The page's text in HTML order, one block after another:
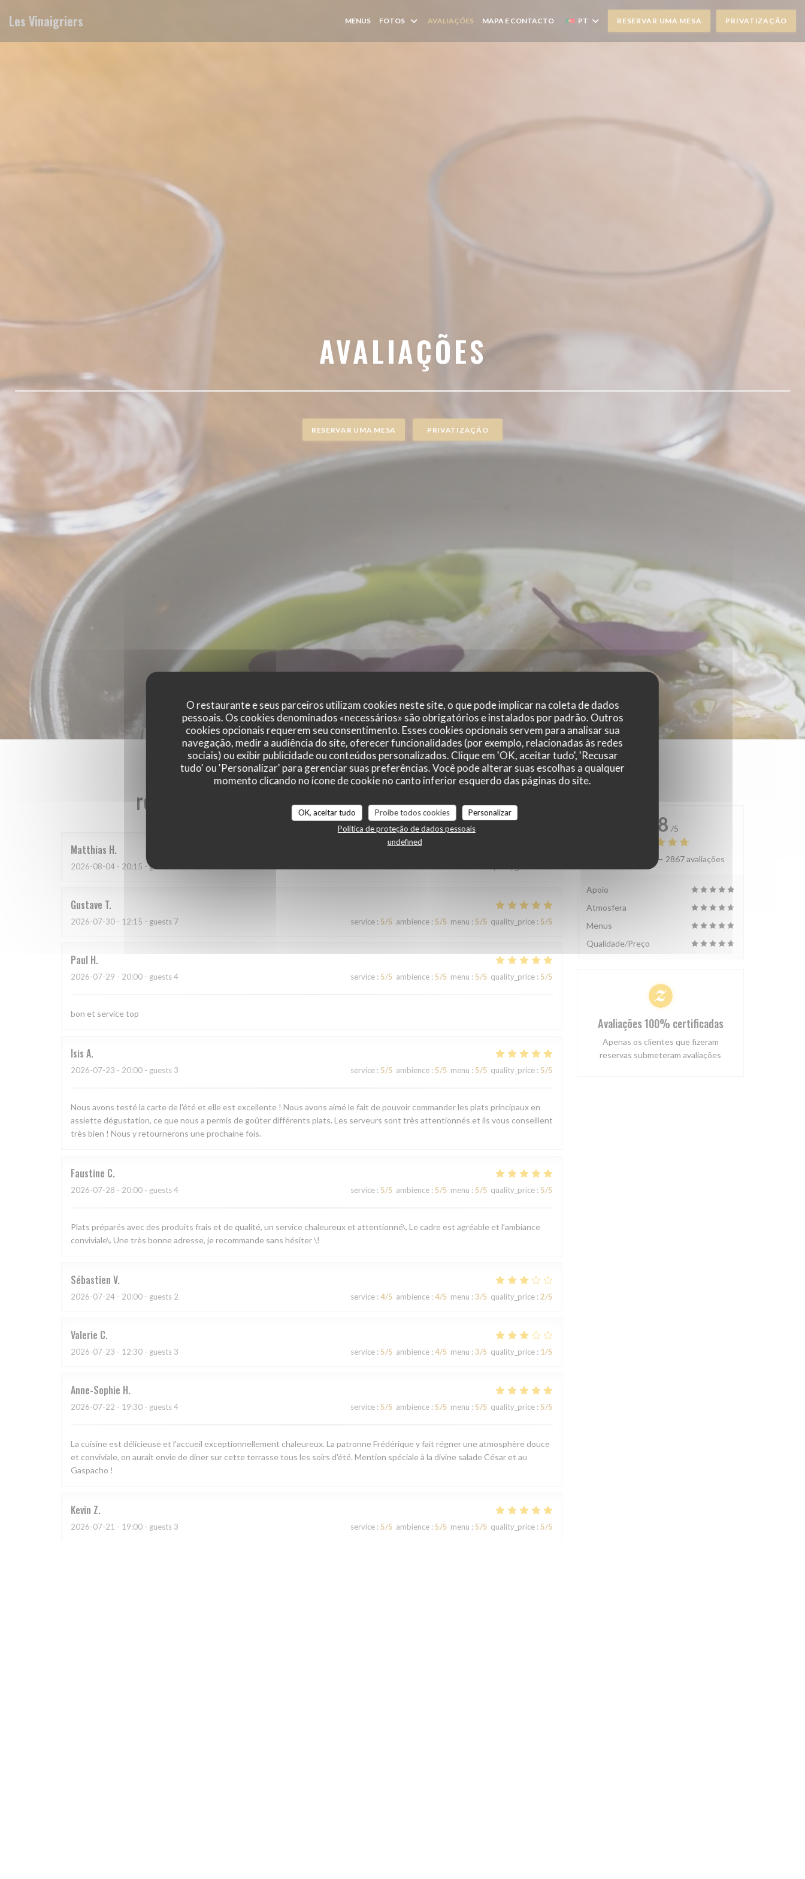
O restaurante e seus parceiros utilizam cookies neste site, o que pode implicar na coleta de dados
pessoais. Os cookies denominados «necessários» são obrigatórios e instalados por padrão. Outros
cookies opcionais requerem seu consentimento. Esses cookies opcionais servem para analisar sua
navegação, medir a audiência do site, oferecer funcionalidades (por exemplo, relacionadas às redes
sociais) ou exibir publicidade ou conteúdos personalizados. Clique em 'OK, aceitar tudo', 'Recusar
tudo' ou 'Personalizar' para gerenciar suas preferências. Você pode alterar suas escolhas a qualquer
momento clicando no ícone de cookie no canto inferior esquerdo das páginas do site.
OK, aceitar tudo Proíbe todos cookies
Personalizar
Política de proteção de dados pessoais
undefined
Les Vinaigriers MENUS FOTOS AVALIAÇÕES MAPA E CONTACTO PT RESERVAR UMA MESA PRIVATIZAÇÃO
AVALIAÇÕES
RESERVAR UMA MESA PRIVATIZAÇÃO
reviews_from_our_clients_following_booking
Matthias H
2026-08-04 - 20:15 - guests 9
Gustave T
2026-07-30 - 12:15 - guests 7 service : 5/5 ambience : 5/5 menu : 5/5 quality_price : 5/5
Paul H
2026-07-29 - 20:00 - guests 4 service : 5/5 ambience : 5/5 menu : 5/5 quality_price : 5/5
bon et service top
Isis A
2026-07-23 - 20:00 - guests 3 service : 5/5 ambience : 5/5 menu : 5/5 quality_price : 5/5
Nous avons testé la carte de l'été et elle est excellente ! Nous avons aimé le fait de pouvoir commander les plats principaux en
assiette dégustation, ce que nous a permis de goûter différents plats. Les serveurs sont très attentionnés et ils vous conseillent
très bien ! Nous y retournerons une prochaine fois.
Faustine C
2026-07-28 - 20:00 - guests 4 service : 5/5 ambience : 5/5 menu : 5/5 quality_price : 5/5
Plats préparés avec des produits frais et de qualité, un service chaleureux et attentionné\. Le cadre est agréable et l’ambiance
conviviale\. Une très bonne adresse, je recommande sans hésiter \!
Sébastien V
2026-07-24 - 20:00 - guests 2 service : 4/5 ambience : 4/5 menu : 3/5 quality_price : 2/5
Valerie C
2026-07-23 - 12:30 - guests 3 service : 5/5 ambience : 4/5 menu : 3/5 quality_price : 1/5
Anne-Sophie H
2026-07-22 - 19:30 - guests 4 service : 5/5 ambience : 5/5 menu : 5/5 quality_price : 5/5
La cuisine est délicieuse et l'accueil exceptionnellement chaleureux. La patronne Frédérique y fait régner une atmosphère douce
et conviviale, on aurait envie de diner sur cette terrasse tous les soirs d'été. Mention spéciale à la divine salade César et au
Gaspacho !
Kevin Z
2026-07-21 - 19:00 - guests 3 service : 5/5 ambience : 5/5 menu : 5/5 quality_price : 5/5
4.8 /5
Avaliação média — 2867 avaliações
Apoio
Atmosfera
Menus
Qualidade/Preço
Avaliações 100% certificadas
Apenas os clientes que fizeram
reservas submeteram avaliações